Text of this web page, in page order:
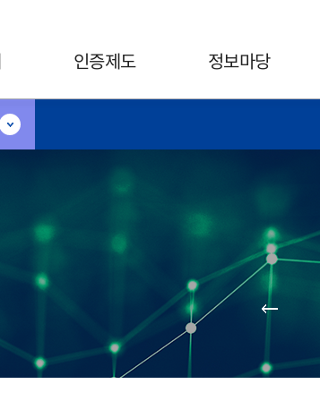
인증제도 정보마당